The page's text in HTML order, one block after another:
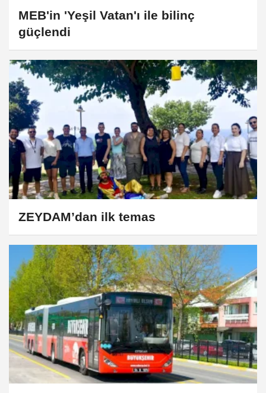
MEB'in 'Yeşil Vatan'ı ile bilinç
güçlendi
ZEYDAM’dan ilk temas